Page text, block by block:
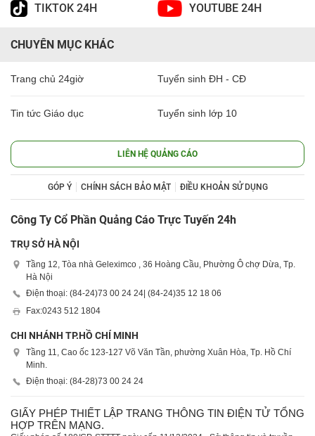
TIKTOK 24H YOUTUBE 24H
CHUYÊN MỤC KHÁC
Trang chủ 24giờ Tuyển sinh ĐH - CĐ
Tin tức Giáo dục Tuyển sinh lớp 10
LIÊN HỆ QUẢNG CÁO
GÓP Ý CHÍNH SÁCH BẢO MẬT ĐIỀU KHOẢN SỬ DỤNG
Công Ty Cổ Phần Quảng Cáo Trực Tuyến 24h
TRỤ SỞ HÀ NỘI
Tầng 12, Tòa nhà Geleximco , 36 Hoàng Cầu, Phường Ô chợ Dừa, Tp.
Hà Nội
Điện thoại: (84-24)73 00 24 24| (84-24)35 12 18 06
Fax:0243 512 1804
CHI NHÁNH TP.HỒ CHÍ MINH
Tầng 11, Cao ốc 123-127 Võ Văn Tần, phường Xuân Hòa, Tp. Hồ Chí
Minh.
Điện thoại: (84-28)73 00 24 24
GIẤY PHÉP THIẾT LẬP TRANG THÔNG TIN ĐIỆN TỬ TỔNG
HỢP TRÊN MẠNG.